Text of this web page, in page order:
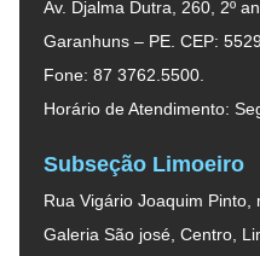
Av. Djalma Dutra, 260, 2º
Garanhuns – PE. CEP:
Fone: 87 3762.5500.
Horário de Atendimento:
Subseção Limoeiro
Rua Vigário Joaquim Pinto,
Galeria São josé, Centro,